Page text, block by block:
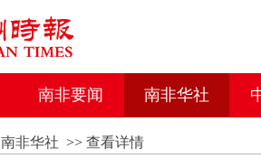
南非要闻 南非华社
南非华社 >> 查看详情